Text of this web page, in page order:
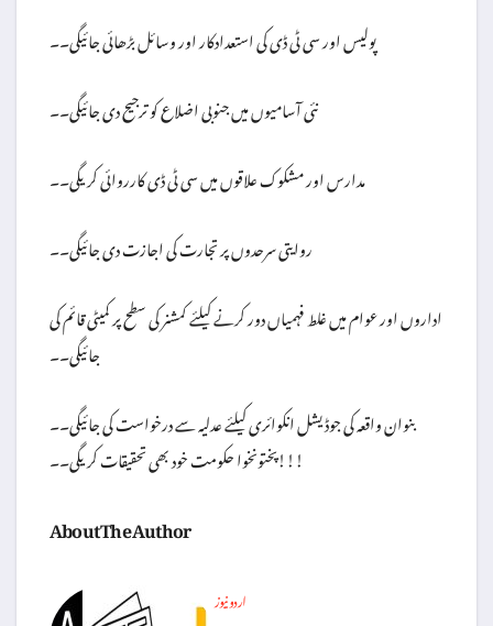
پولیس اور سی ٹی ڈی کی استعدادکار اور وسائل بڑھائی جائیگی۔۔
نئی آسامیوں میں جنوبی اضلاع کو ترجیح دی جائیگی۔۔
مدارس اور مشکوک علاقوں میں سی ٹی ڈی کارروائی کریگی۔۔
روایتی سرحدوں پر تجارت کی اجازت دی جائیگی۔۔
اداروں اور عوام میں غلط فہمیاں دور کرنے کیلئے کمشنر کی سطح پر کمیٹی قائم کی
جائیگی۔۔
بنوان واقعہ کی جوڈیشل انکوائری کیلئے عدلیہ سے درخواست کی جائیگی۔۔
پختونخوا حکومت خود بھی تحقیقات کریگی۔۔!!!
About The Author
اردو نیوز